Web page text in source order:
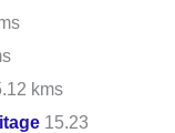
kms
15.23